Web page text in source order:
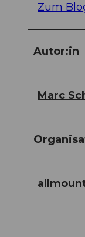
Zum
Autor:in
Marc